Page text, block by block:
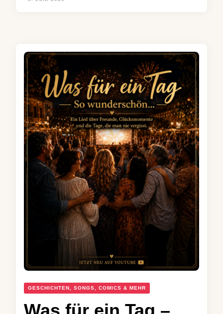
GESCHICHTEN, SONGS, COMICS & MEHR